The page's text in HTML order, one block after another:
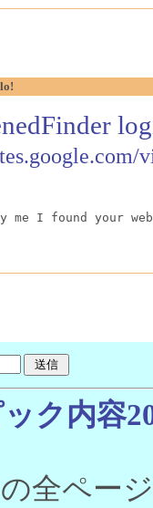
me I found your
ク内容
全ペー